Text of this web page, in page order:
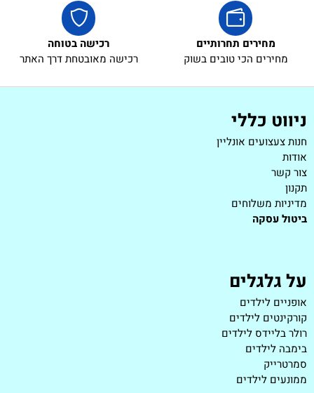
מחירים תחרותיים
מחירים הכי טובים בשוק
רכישה בטוחה
רכישה מאובטחת דרך האתר
ניווט כללי
חנות צעצועים אונליין
אודות
צור קשר
תקנון
מדיניות משלוחים
ביטול עסקה
על גלגלים
אופניים לילדים
קורקינטים לילדים
רולר בליידס לילדים
בימבה לילדים
סמרטרייק
ממונעים לילדים